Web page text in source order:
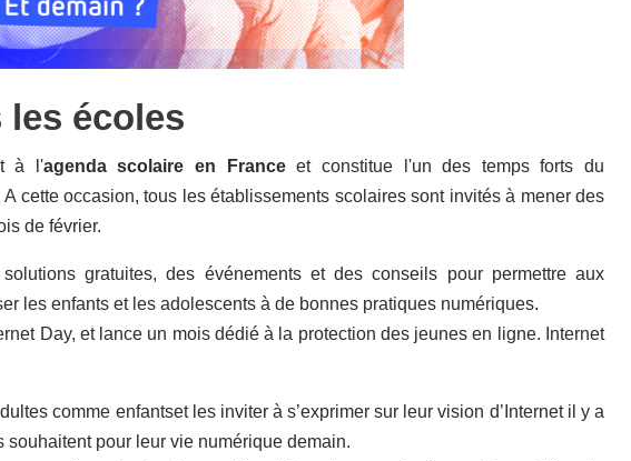
écoles
à l'agenda scolaire en Franceet constitue l'un des temps forts du
A cette occasion, tous les établissements scolaires sont invités à mener des
de février.
gratuites, des événements et des conseils pour permettre aux
les enfants et les adolescents à de bonnes pratiques numériques.
Day, et lance un mois dédié à la protection des jeunes en ligne. Internet
comme enfantset les inviter à s’exprimer sur leur vision d’Internet il y a
souhaitent pour leur vie numérique demain.